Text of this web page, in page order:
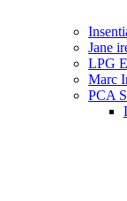
Jane
LPG
Marc
PCA